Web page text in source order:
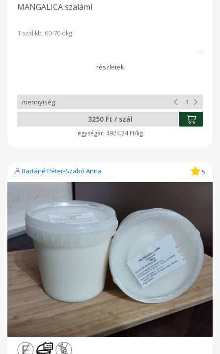
MANGALICA szalámi
1 szál kb. 60-70 dkg
3250 Ft / szál
4924.24 Ft/kg
Bartáné Péter-Szabó Anna 5